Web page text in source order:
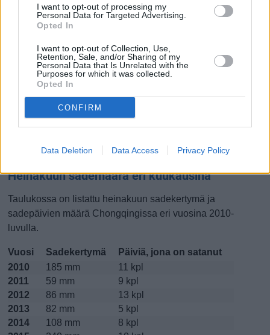
I want to opt-out of processing my
Personal Data for Targeted Advertising.
Opted In
I want to opt-out of Collection, Use,
Retention, Sale, and/or Sharing of my
Personal Data that Is Unrelated with the
Purposes for which it was collected.
Opted In
CONFIRM
Data Deletion Data Access Privacy Policy
Tammikuussa Helmikuussa Maaliskuussa
Heinäkuussa Elokuussa Syyskuussa
Lokakuussa
Kiinnostavatko lämpötilat?
viime vuosina.
Heinakuun sademäärä eri kuukausina
Taulukossa on listattu heinakuun sadekertymä ja
sadepäivien määrä Chongqingissa eri vuosina 2010-
luvulla.
Vuosi Sadekertymä
Päiviä, jona on satanut
2010
185 mm
11 kpl
2011
59 mm
9 kpl
2012
86 mm
13 kpl
2013
82 mm
5 kpl
2014
108 mm
8 kpl